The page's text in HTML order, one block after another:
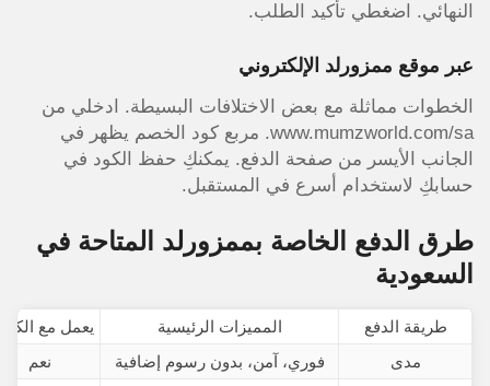
النهائي. اضغطي تأكيد الطلب.
عبر موقع ممزورلد الإلكتروني
الخطوات مماثلة مع بعض الاختلافات البسيطة. ادخلي من
www.mumzworld.com/sa. مربع كود الخصم يظهر في
الجانب الأيسر من صفحة الدفع. يمكنكِ حفظ الكود في
حسابكِ لاستخدام أسرع في المستقبل.
طرق الدفع الخاصة بممزورلد المتاحة في
السعودية
طريقة الدفع المميزات الرئيسية
يعمل مع
مدى
فوري، آمن، بدون رسوم إضافية
نعم